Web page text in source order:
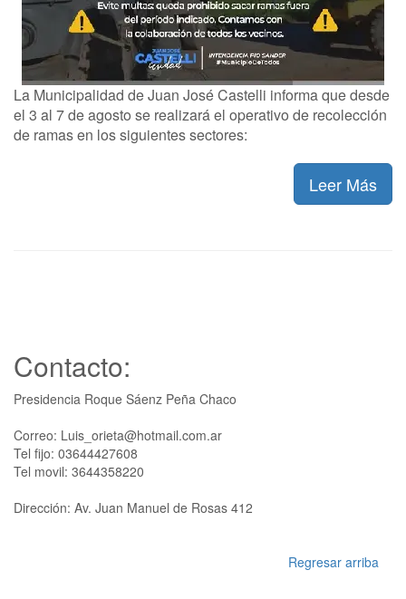
La Municipalidad de Juan José Castelli informa que desde
el 3 al 7 de agosto se realizará el operativo de recolección
de ramas en los siguientes sectores:
Leer Más
Contacto:
Presidencia Roque Sáenz Peña Chaco
Correo: Luis_orieta@hotmail.com.ar
Tel fijo: 03644427608
Tel movil: 3644358220
Dirección: Av. Juan Manuel de Rosas 412
Regresar arriba